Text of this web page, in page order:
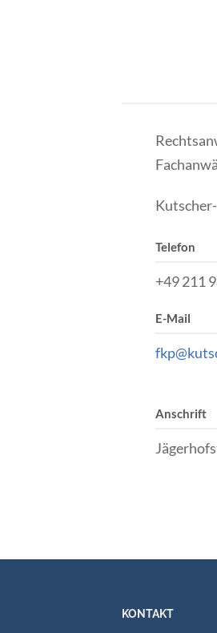
Telefon
+49 211
E-Mail
Anschrift
KONTAKT